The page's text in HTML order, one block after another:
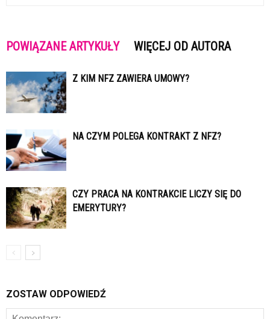
POWIĄZANE ARTYKUŁY WIĘCEJ OD AUTORA
Z KIM NFZ ZAWIERA UMOWY?
NA CZYM POLEGA KONTRAKT Z NFZ?
CZY PRACA NA KONTRAKCIE LICZY SIĘ DO
EMERYTURY?
ZOSTAW ODPOWIEDŹ